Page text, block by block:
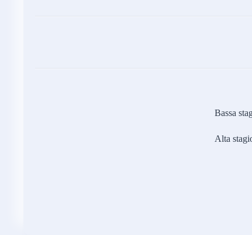
Bassa
Alta